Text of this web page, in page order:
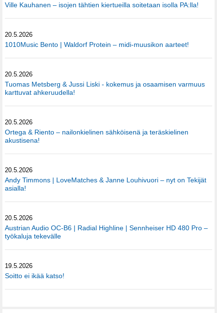
Ville Kauhanen – isojen tähtien kiertueilla soitetaan isolla PA:lla!
20.5.2026
1010Music Bento | Waldorf Protein – midi-muusikon aarteet!
20.5.2026
Tuomas Metsberg & Jussi Liski - kokemus ja osaamisen varmuus
karttuvat ahkeruudella!
20.5.2026
Ortega & Riento – nailonkielinen sähköisenä ja teräskielinen
akustisena!
20.5.2026
Andy Timmons | LoveMatches & Janne Louhivuori – nyt on Tekijät
asialla!
20.5.2026
Austrian Audio OC-B6 | Radial Highline | Sennheiser HD 480 Pro –
työkaluja tekevälle
19.5.2026
Soitto ei ikää katso!